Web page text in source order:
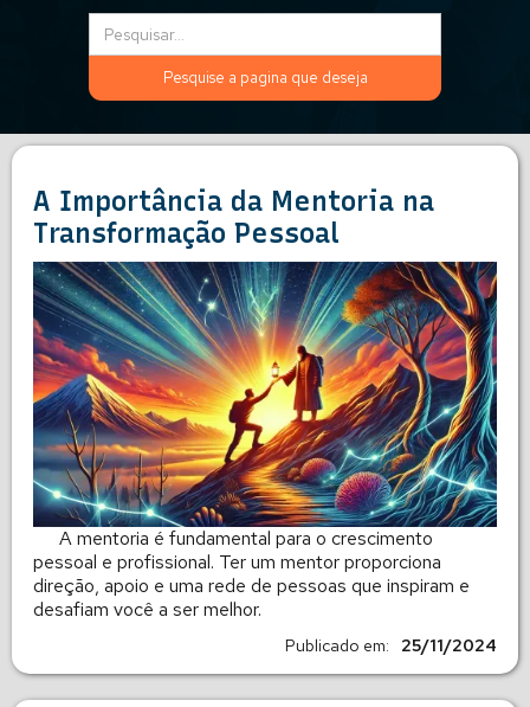
A Importância da Mentoria na
Transformação Pessoal
A mentoria é fundamental para o crescimento
pessoal e profissional. Ter um mentor proporciona
direção, apoio e uma rede de pessoas que inspiram e
desafiam você a ser melhor.
Publicado em: 25/11/2024